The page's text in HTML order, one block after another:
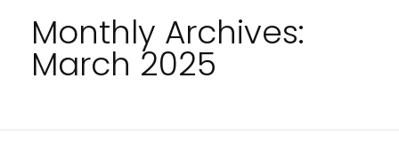
Monthly Archives:
March 2025